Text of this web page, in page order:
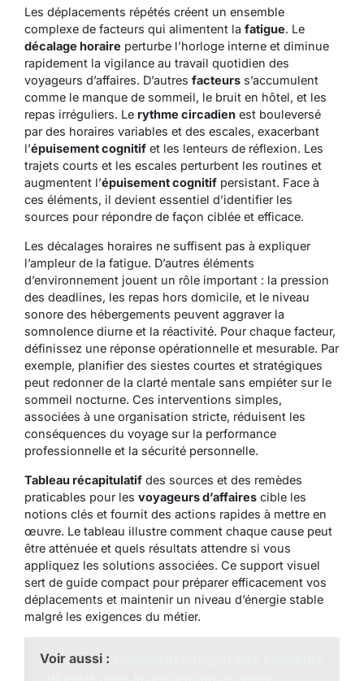
Les déplacements répétés créent un ensemble
complexe de facteurs qui alimentent la fatigue. Le
décalage horaire perturbe l’horloge interne et diminue
rapidement la vigilance au travail quotidien des
voyageurs d’affaires. D’autres facteurs s’accumulent
comme le manque de sommeil, le bruit en hôtel, et les
repas irréguliers. Le rythme circadien est bouleversé
par des horaires variables et des escales, exacerbant
l’épuisement cognitif et les lenteurs de réflexion. Les
trajets courts et les escales perturbent les routines et
augmentent l’épuisement cognitif persistant. Face à
ces éléments, il devient essentiel d’identifier les
sources pour répondre de façon ciblée et efficace.
Les décalages horaires ne suffisent pas à expliquer
l’ampleur de la fatigue. D’autres éléments
d’environnement jouent un rôle important : la pression
des deadlines, les repas hors domicile, et le niveau
sonore des hébergements peuvent aggraver la
somnolence diurne et la réactivité. Pour chaque facteur,
définissez une réponse opérationnelle et mesurable. Par
exemple, planifier des siestes courtes et stratégiques
peut redonner de la clarté mentale sans empiéter sur le
sommeil nocturne. Ces interventions simples,
associées à une organisation stricte, réduisent les
conséquences du voyage sur la performance
professionnelle et la sécurité personnelle.
Tableau récapitulatif des sources et des remèdes
praticables pour les voyageurs d’affaires cible les
notions clés et fournit des actions rapides à mettre en
œuvre. Le tableau illustre comment chaque cause peut
être atténuée et quels résultats attendre si vous
appliquez les solutions associées. Ce support visuel
sert de guide compact pour préparer efficacement vos
déplacements et maintenir un niveau d’énergie stable
malgré les exigences du métier.
Voir aussi :